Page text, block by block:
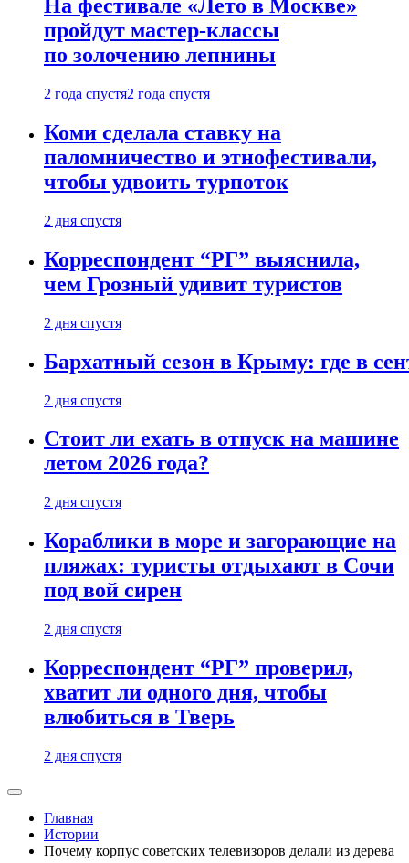
На фестивале «Лето в Москве»
пройдут мастер-классы
по золочению лепнины
2 года спустя2 года спустя
Коми сделала ставку на
паломничество и этнофестивали,
чтобы удвоить турпоток
2 дня спустя
Корреспондент “РГ” выяснила,
чем Грозный удивит туристов
2 дня спустя
Бархатный сезон в Крыму: где в
2 дня спустя
Стоит ли ехать в отпуск на машине
летом 2026 года?
2 дня спустя
Кораблики в море и загорающие на
пляжах: туристы отдыхают в Сочи
под вой сирен
2 дня спустя
Корреспондент “РГ” проверил,
хватит ли одного дня, чтобы
влюбиться в Тверь
2 дня спустя
Главная
Истории
Почему корпус советских телевизоров делали из дерева